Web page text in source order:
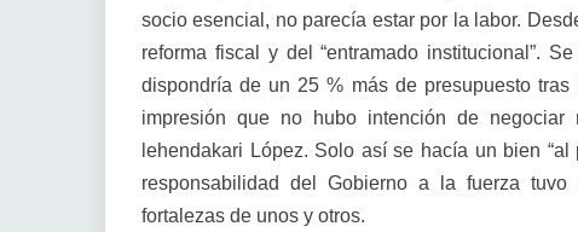
socio esencial, no parecía estar por la labor.
reforma fiscal y del “entramado institucional”.
dispondría de un 25 % más de presupuesto
impresión que no hubo intención de
lehendakari López. Solo así se hacía un bien
responsabilidad del Gobierno a la fuerza
fortalezas de unos y otros.